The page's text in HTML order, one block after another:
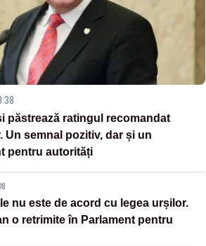
păstrează ratingul recomandat
Un semnal pozitiv, dar și un
pentru autorități
nu este de acord cu legea urșilor.
o retrimite în Parlament pentru